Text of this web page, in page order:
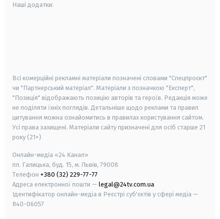
Наші додатки:
Всі комерційні рекламні матеріали позначені словами "Спецпроєкт"
чи "Партнерський матеріал". Матеріали з позначкою "Експерт",
"Позиція" відображають позицію авторів та героїв. Редакція може
не поділяти їхніх поглядів. Детальніше щодо реклами та правил
цитування можна ознайомитись в правилах користування сайтом.
Усі права захищені. Матеріали сайту призначені для осіб старше 21
року (21+)
Онлайн-медіа «24 Канал»
пл. Галицька, буд. 15, м. Львів, 79008
Телефон +380 (32) 229-77-77
Адреса електронної пошти — legal@24tv.com.ua
Ідентифікатор онлайн-медіа в Реєстрі суб'єктів у сфері медіа —
R40-06057